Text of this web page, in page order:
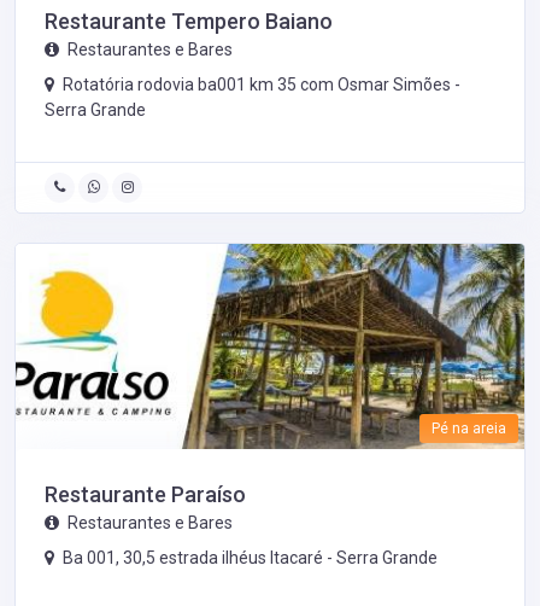
Restaurante Tempero Baiano
Restaurantes e Bares
Rotatória rodovia ba001 km 35 com Osmar Simões -
Serra Grande
Pé na areia
Restaurante Paraíso
Restaurantes e Bares
Ba 001, 30,5 estrada ilhéus Itacaré - Serra Grande